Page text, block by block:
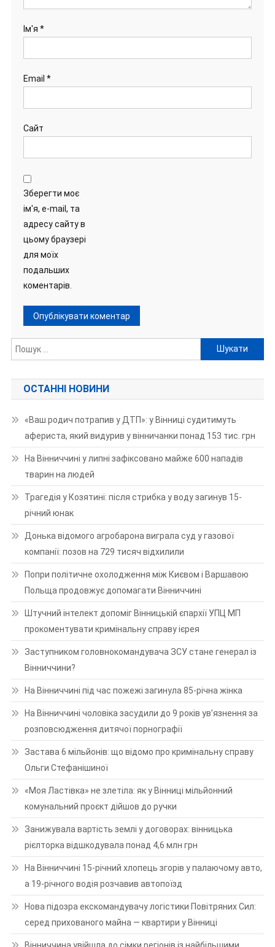
Ім'я *
Email *
Сайт
Зберегти моє
ім'я, e-mail, та
адресу сайту в
цьому браузері
для моїх
подальших
коментарів.
Пошук:
ОСТАННІ НОВИНИ
«Ваш родич потрапив у ДТП»: у Вінниці судитимуть
афериста, який видурив у вінничанки понад 153 тис. грн
На Вінниччині у липні зафіксовано майже 600 нападів
тварин на людей
Трагедія у Козятині: після стрибка у воду загинув 15-
річний юнак
Донька відомого агробарона виграла суд у газової
компанії: позов на 729 тисяч відхилили
Попри політичне охолодження між Києвом і Варшавою
Польща продовжує допомагати Вінниччині
Штучний інтелект допоміг Вінницькій єпархії УПЦ МП
прокоментувати кримінальну справу ієрея
Заступником головнокомандувача ЗСУ стане генерал із
Вінниччини?
На Вінниччині під час пожежі загинула 85-річна жінка
На Вінниччині чоловіка засудили до 9 років ув’язнення за
розповсюдження дитячої порнографії
Застава 6 мільйонів: що відомо про кримінальну справу
Ольги Стефанішиної
«Моя Ластівка» не злетіла: як у Вінниці мільйонний
комунальний проєкт дійшов до ручки
Занижувала вартість землі у договорах: вінницька
рієлторка відшкодувала понад 4,6 млн грн
На Вінниччині 15-річний хлопець згорів у палаючому авто,
а 19-річного водія розчавив автопоїзд
Нова підозра екскомандувачу логістики Повітряних Сил:
серед прихованого майна — квартири у Вінниці